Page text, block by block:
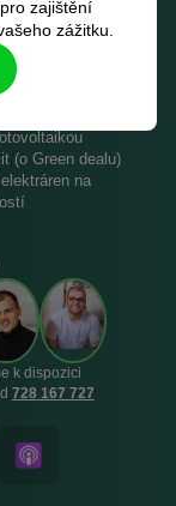
zajištění
zážitku.
(o Green dealu)
na
k dispozici
728 167 727